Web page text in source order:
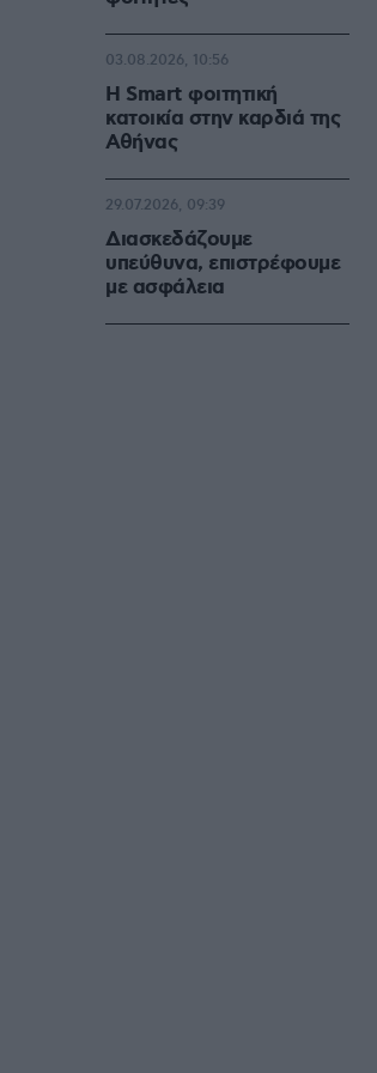
Η Smart φοιτητική
κατοικία στην καρδιά της
Αθήνας
03.08.2026, 10:56
Διασκεδάζουμε
υπεύθυνα, επιστρέφουμε
με ασφάλεια
29.07.2026, 09:39